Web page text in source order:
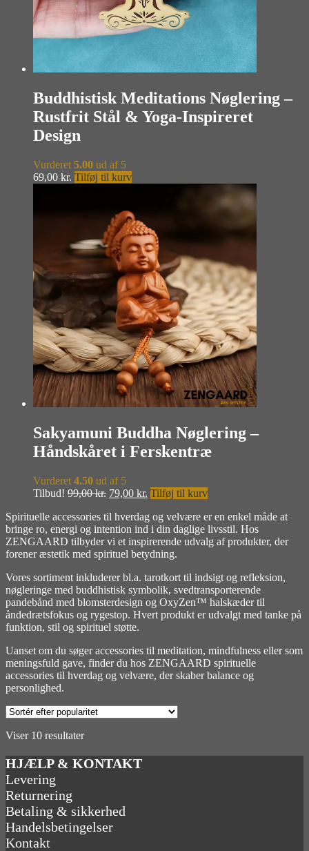
Buddhistisk Meditations Nøglering –
Rustfrit Stål & Yoga-Inspireret
Design
Vurderet 5.00 ud af 5
69,00 kr. Tilføj til kurv
Sakyamuni Buddha Nøglering –
Håndskåret i Ferskentræ
Vurderet 4.50 ud af 5
Tilbud! 99,00kr. Den
pris
var:
99,00 kr..
79,00 kr. Den
pris
er:
79,00 kr..
Tilføj til kurv
Spirituelle accessories til hverdag og velvære er en enkel måde at
bringe ro, energi og intention ind i din daglige livsstil. Hos
ZENGAARD tilbyder vi et inspirerende udvalg af produkter, der
forener æstetik med spirituel betydning.
Vores sortiment inkluderer bl.a. tarotkort til indsigt og refleksion,
nøgleringe med buddhistisk symbolik, svedtransporterende
pandebånd med blomsterdesign og OxyZen™ halskæder til
åndedrætsfokus og rygestop. Hvert produkt er udvalgt med tanke på
funktion, stil og spirituel støtte.
Uanset om du søger accessories til meditation, mindfulness eller som
meningsfuld gave, finder du hos ZENGAARD spirituelle
accessories til hverdag og velvære, der skaber balance og
personlighed.
Viser 10 resultaterSorteret
popularitet
HJÆLP & KONTAKT
Levering
Returnering
Betaling & sikkerhed
Handelsbetingelser
Kontakt